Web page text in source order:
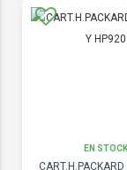
EN STOCK